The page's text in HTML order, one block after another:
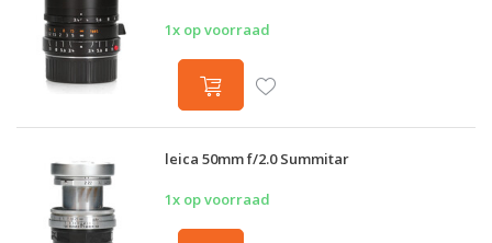
1x op voorraad
leica 50mm f/2.0 Summitar
1x op voorraad